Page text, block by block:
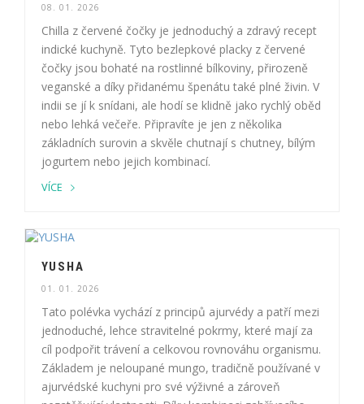
08. 01. 2026
Chilla z červené čočky je jednoduchý a zdravý recept
indické kuchyně. Tyto bezlepkové placky z červené
čočky jsou bohaté na rostlinné bílkoviny, přirozeně
veganské a díky přidanému špenátu také plné živin. V
indii se jí k snídani, ale hodí se klidně jako rychlý oběd
nebo lehká večeře. Připravíte je jen z několika
základních surovin a skvěle chutnají s chutney, bílým
jogurtem nebo jejich kombinací.
VÍCE
YUSHA
01. 01. 2026
Tato polévka vychází z principů ajurvédy a patří mezi
jednoduché, lehce stravitelné pokrmy, které mají za
cíl podpořit trávení a celkovou rovnováhu organismu.
Základem je neloupané mungo, tradičně používané v
ajurvédské kuchyni pro své výživné a zároveň